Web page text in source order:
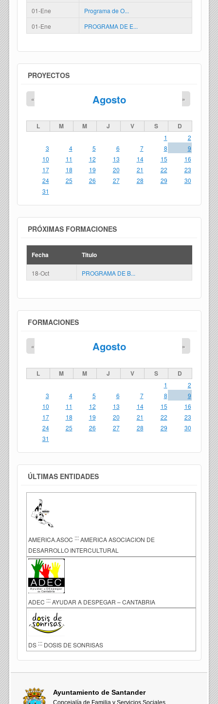
01-Ene
Programa de O...
01-Ene
PROGRAMA DE E...
PROYECTOS
Agosto
« »
L M M J V S D
1
2
3
4 5 6 7 8
9
10
11 12 13 14 15
16
17
18 19 20 21 22
23
24
25 26 27 28 29
30
31
PRÓXIMAS FORMACIONES
Fecha Titulo
18-Oct PROGRAMA DE B...
FORMACIONES
Agosto
« »
L M M J V S D
1
2
3
4 5 6 7 8
9
10
11 12 13 14 15
16
17
18 19 20 21 22
23
24
25 26 27 28 29
30
31
ÚLTIMAS ENTIDADES
AMERICA.ASOC ::: AMERICA ASOCIACION DE
DESARROLLO INTERCULTURAL
ADEC ::: AYUDAR A DESPEGAR – CANTABRIA
DS ::: DOSIS DE SONRISAS
Ayuntamiento de Santander
Concejalía de Familia y Servicios Sociales